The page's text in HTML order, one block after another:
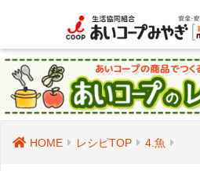
HOME レシピTOP 4.魚